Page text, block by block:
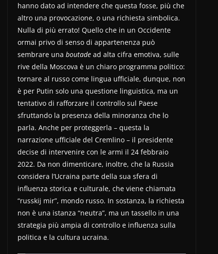
hanno dato ad intendere che questa fosse, più che
altro una provocazione, o una richiesta simbolica.
Nulla di più errato! Quello che in un Occidente
ormai privo di senso di appartenenza può
sembrare una boutade ad alta cifra emotiva, sulle
rive della Moscova è un chiaro programma politico:
tornare al russo come lingua ufficiale, dunque, non
è per Putin solo una questione linguistica, ma un
tentativo di rafforzare il controllo sul Paese
sfruttando la presenza della minoranza che lo
parla. Anche per proteggerla – questa la
narrazione ufficiale del Cremlino – il presidente
decise di intervenire con le armi il 24 febbraio
2022. Da non dimenticare, inoltre, che la Russia
considera l’Ucraina parte della sua sfera di
influenza storica e culturale, che viene chiamata
“russkij mir”, mondo russo. In sostanza, la richiesta
non è una istanza “neutra”, ma un tassello in una
strategia più ampia di controllo e influenza sulla
politica e la cultura ucraina.